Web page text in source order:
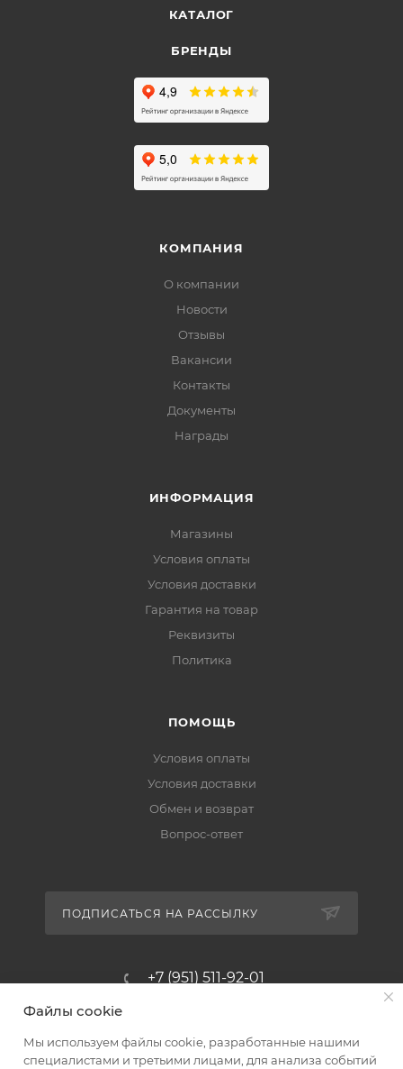
КАТАЛОГ
БРЕНДЫ
КОМПАНИЯ
О компании
Новости
Отзывы
Вакансии
Контакты
Документы
Награды
ИНФОРМАЦИЯ
Магазины
Условия оплаты
Условия доставки
Гарантия на товар
Реквизиты
Политика
ПОМОЩЬ
Условия оплаты
Условия доставки
Обмен и возврат
Вопрос-ответ
ПОДПИСАТЬСЯ НА РАССЫЛКУ
+7 (951) 511-92-01
Магазин-склад ТЦ "Альтус"
Файлы cookie
Мы используем файлы cookie, разработанные нашими
специалистами и третьими лицами, для анализа событий